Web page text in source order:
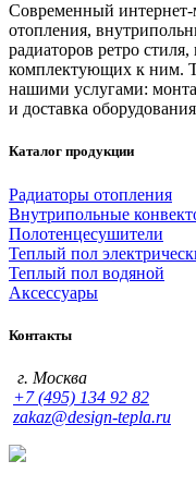
Современный интернет-
отопления,
радиаторов ретро
комплектующих к ним.
нашими услугами:
и доставка
Каталог продукции
Радиаторы отопления
Внутрипольные
Полотенцесушители
Теплый пол
Теплый пол водяной
Аксессуары
Контакты
г. Москва
+7 (495) 134 92 82
zakaz@design-tepla.ru